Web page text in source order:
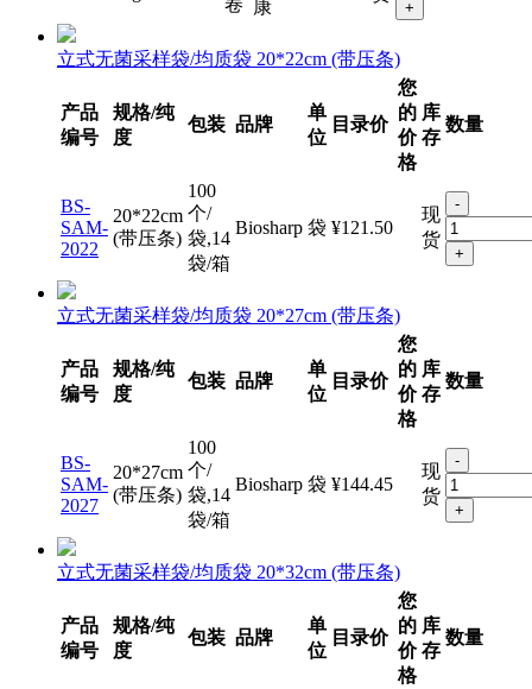
立式无菌采样袋/均质袋 20*22cm (带压条)
编号
度
位
您
的
价
格
存
SAM-
2022
(带压条)
个/
袋,14
袋/箱
货
+
立式无菌采样袋/均质袋 20*27cm (带压条)
编号
度
位
您
的
价
格
存
SAM-
2027
(带压条)
个/
袋,14
袋/箱
货
+
立式无菌采样袋/均质袋 20*32cm (带压条)
编号
度
位
您
的
价
格
存